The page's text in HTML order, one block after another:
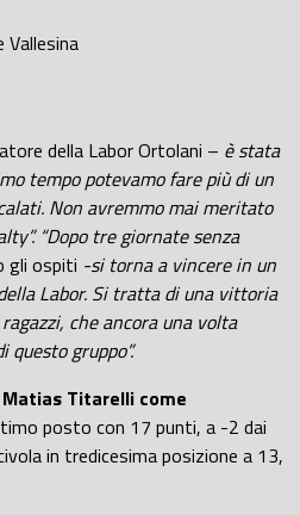
Vallesina
della Labor Ortolani – è stata
tempo potevamo fare più di un
Non avremmo mai meritato
“Dopo tre giornate senza
gli ospiti -si torna a vincere in un
Labor. Si tratta di una vittoria
che ancora una volta
gruppo”.
Matias Titarelli come
posto con 17 punti, a -2 dai
in tredicesima posizione a 13,